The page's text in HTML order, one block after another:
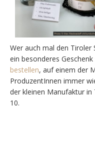
Wer auch mal den
ein besonderes
bestellen, auf einem der
ProduzentInnen immer
der kleinen Manufaktur in
10.